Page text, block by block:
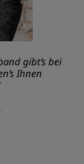
gibt’s bei
Ihnen